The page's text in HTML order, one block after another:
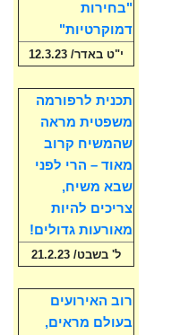
"בחירות
דמוקרטיות"
י"ט באדר/ 12.3.23
תכנית לרפורמה
משפטית מראה
שהמשיח קרוב
מאוד – הרי לפני
שבא משיח,
צריכים להיות
מאורעות גדולים!
ל' בשבט/ 21.2.23
רוב האירועים
בעולם מראים,